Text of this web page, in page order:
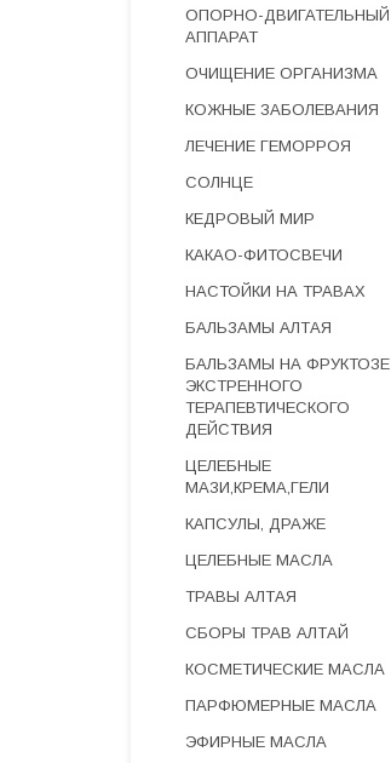
ОПОРНО-ДВИГАТЕЛЬНЫЙ
АППАРАТ
ОЧИЩЕНИЕ ОРГАНИЗМА
КОЖНЫЕ ЗАБОЛЕВАНИЯ
ЛЕЧЕНИЕ ГЕМОРРОЯ
СОЛНЦЕ
КЕДРОВЫЙ МИР
КАКАО-ФИТОСВЕЧИ
НАСТОЙКИ НА ТРАВАХ
БАЛЬЗАМЫ АЛТАЯ
БАЛЬЗАМЫ НА ФРУКТОЗЕ
ЭКСТРЕННОГО
ТЕРАПЕВТИЧЕСКОГО
ДЕЙСТВИЯ
ЦЕЛЕБНЫЕ
МАЗИ,КРЕМА,ГЕЛИ
КАПСУЛЫ, ДРАЖЕ
ЦЕЛЕБНЫЕ МАСЛА
ТРАВЫ АЛТАЯ
СБОРЫ ТРАВ АЛТАЙ
КОСМЕТИЧЕСКИЕ МАСЛА
ПАРФЮМЕРНЫЕ МАСЛА
ЭФИРНЫЕ МАСЛА